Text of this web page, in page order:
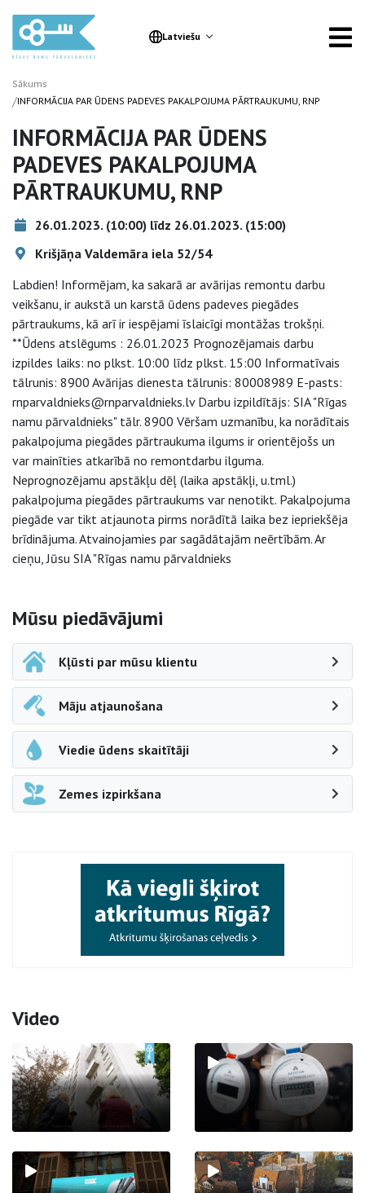
Latviešu
Sākums
/INFORMĀCIJA PAR ŪDENS PADEVES PAKALPOJUMA PĀRTRAUKUMU, RNP
INFORMĀCIJA PAR ŪDENS
PADEVES PAKALPOJUMA
PĀRTRAUKUMU, RNP
26.01.2023. (10:00) līdz 26.01.2023. (15:00)
Krišjāņa Valdemāra iela 52/54
Labdien! Informējam, ka sakarā ar avārijas remontu darbu
veikšanu, ir aukstā un karstā ūdens padeves piegādes
pārtraukums, kā arī ir iespējami īslaicīgi montāžas trokšņi.
**Ūdens atslēgums : 26.01.2023 Prognozējamais darbu
izpildes laiks: no plkst. 10:00 līdz plkst. 15:00 Informatīvais
tālrunis: 8900 Avārijas dienesta tālrunis: 80008989 E-pasts:
rnparvaldnieks@rnparvaldnieks.lv Darbu izpildītājs: SIA "Rīgas
namu pārvaldnieks" tālr. 8900 Vēršam uzmanību, ka norādītais
pakalpojuma piegādes pārtraukuma ilgums ir orientējošs un
var mainīties atkarībā no remontdarbu ilguma.
Neprognozējamu apstākļu dēļ (laika apstākļi, u.tml.)
pakalpojuma piegādes pārtraukums var nenotikt. Pakalpojuma
piegāde var tikt atjaunota pirms norādītā laika bez iepriekšēja
brīdinājuma. Atvainojamies par sagādātajām neērtībām. Ar
cieņu, Jūsu SIA "Rīgas namu pārvaldnieks
Sāna navigācija
Mūsu piedāvājumi
Kļūsti par mūsu klientu
Māju atjaunošana
Viedie ūdens skaitītāji
Zemes izpirkšana
Video